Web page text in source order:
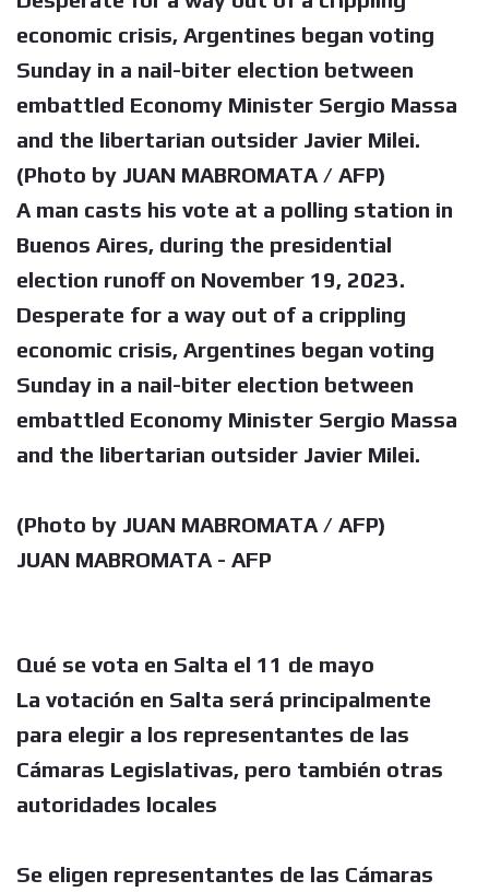
economic crisis, Argentines began voting
Sunday in a nail-biter election between
embattled Economy Minister Sergio Massa
and the libertarian outsider Javier Milei.
(Photo by JUAN MABROMATA / AFP)
A man casts his vote at a polling station in
Buenos Aires, during the presidential
election runoff on November 19, 2023.
Desperate for a way out of a crippling
economic crisis, Argentines began voting
Sunday in a nail-biter election between
embattled Economy Minister Sergio Massa
and the libertarian outsider Javier Milei.
(Photo by JUAN MABROMATA / AFP)
JUAN MABROMATA - AFP
Qué se vota en Salta el 11 de mayo
La votación en Salta será principalmente
para elegir a los representantes de las
Cámaras Legislativas, pero también otras
autoridades locales
Se eligen representantes de las Cámaras